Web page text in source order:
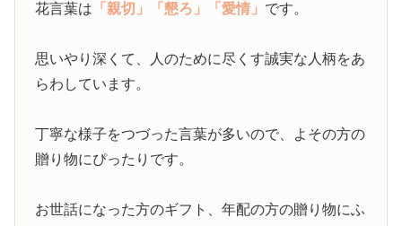
花言葉は 「親切」 「懇ろ」 「愛情」 です。
思いやり深くて、人のために尽くす誠実な人柄をあ
らわしています。
丁寧な様子をつづった言葉が多いので、よその方の
贈り物にぴったりです。
お世話になった方のギフト、年配の方の贈り物にふ